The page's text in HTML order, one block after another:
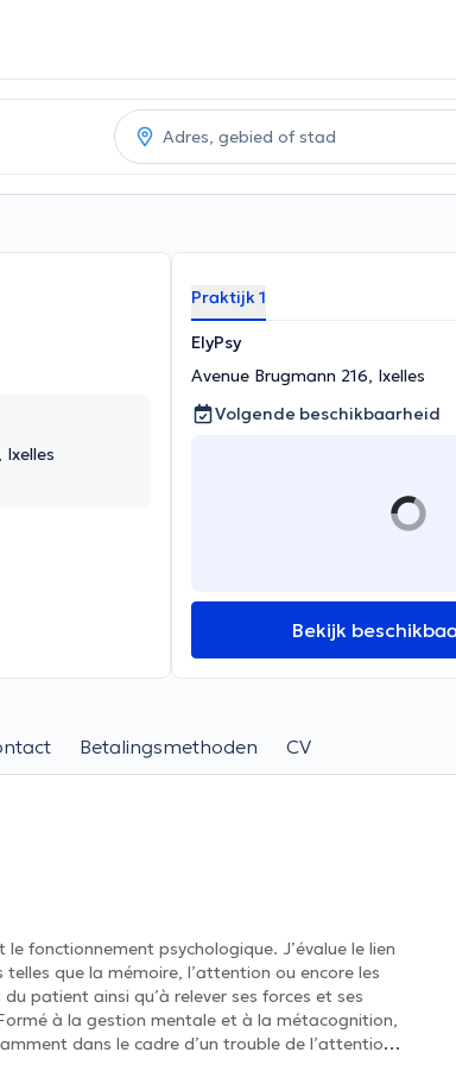
Ixelles
Praktijk 1
ElyPsy
Avenue Brugmann 216, Ixelles
Volgende beschikbaarheid
Bekijk
Betalingsmethoden CV
fonctionnement psychologique. J’évalue le lien
que la mémoire, l’attention ou encore les
patient ainsi qu’à relever ses forces et ses
à la gestion mentale et à la métacognition,
dans le cadre d’un trouble de l’attention